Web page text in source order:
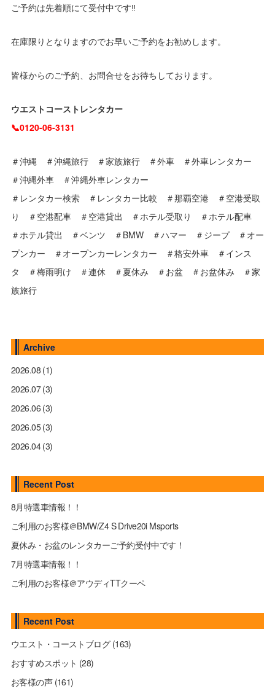
ご予約は先着順にて受付中です‼
在庫限りとなりますのでお早いご予約をお勧めします。
皆様からのご予約、お問合せをお待ちしております。
ウエストコーストレンタカー
📞0120-06-3131
＃沖縄 ＃沖縄旅行 ＃家族旅行 ＃外車 ＃外車レンタカー
＃沖縄外車 ＃沖縄外車レンタカー
＃レンタカー検索 ＃レンタカー比較 ＃那覇空港 ＃空港受取
り ＃空港配車 ＃空港貸出 ＃ホテル受取り ＃ホテル配車
＃ホテル貸出 ＃ベンツ ＃BMW ＃ハマー ＃ジープ ＃オー
プンカー ＃オープンカーレンタカー ＃格安外車 ＃インス
タ ＃梅雨明け ＃連休 ＃夏休み ＃お盆 ＃お盆休み ＃家
族旅行
Archive
2026.08 (1)
2026.07(3)
2026.06 (3)
2026.05(3)
2026.04(3)
Recent Post
8月特選車情報！！
ご利用のお客様＠BMW/Z4 S Drive20i Msports
夏休み・お盆のレンタカーご予約受付中です！
7月特選車情報！！
ご利用のお客様＠アウディTTクーペ
Recent Post
ウエスト・コーストブログ(163)
おすすめスポット (28)
お客様の声(161)